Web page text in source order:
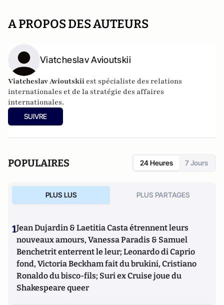
A PROPOS DES AUTEURS
Viatcheslav Avioutskii
Viatcheslav Avioutskii est spécialiste des relations
internationales et de la stratégie des affaires
internationales.
SUIVRE
POPULAIRES 24 Heures 7 Jours
PLUS LUS PLUS PARTAGES
1Jean Dujardin & Laetitia Casta étrennent leurs
nouveaux amours, Vanessa Paradis & Samuel
Benchetrit enterrent le leur; Leonardo di Caprio
fond, Victoria Beckham fait du brukini, Cristiano
Ronaldo du bisco-fils; Suri ex Cruise joue du
Shakespeare queer